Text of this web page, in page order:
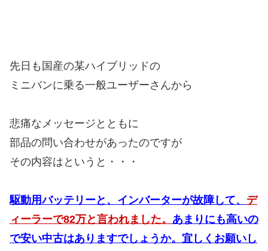
先日も国産の某ハイブリッドの
ミニバンに乗る一般ユーザーさんから
悲痛なメッセージとともに
部品の問い合わせがあったのですが
その内容はというと・・・
駆動用バッテリーと、インバーターが故障して、 デ
ィーラーで82万と言われました。 あまりにも高いの
で安い中古はありますでしょうか。宜しくお願いし